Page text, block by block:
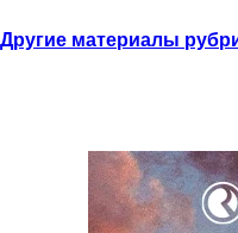
Другие материалы